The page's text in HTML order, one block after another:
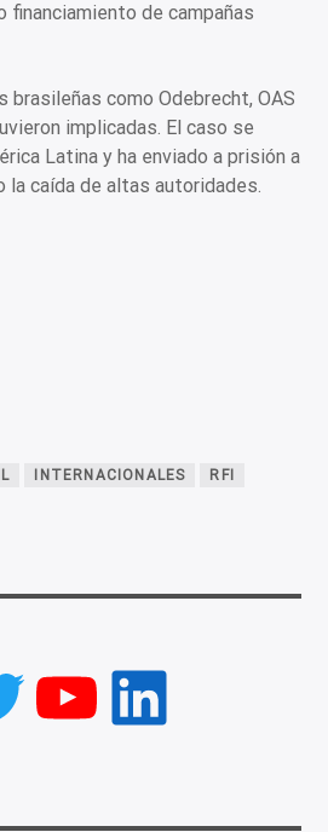
financiamiento de campañas
brasileñas como Odebrecht, OAS
implicadas. El caso se
Latina y ha enviado a prisión a
caída de altas autoridades.
INTERNACIONALES RFI
YouTube
LinkedIn